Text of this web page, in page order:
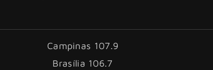
Campinas 107.9
Brasília 106.7